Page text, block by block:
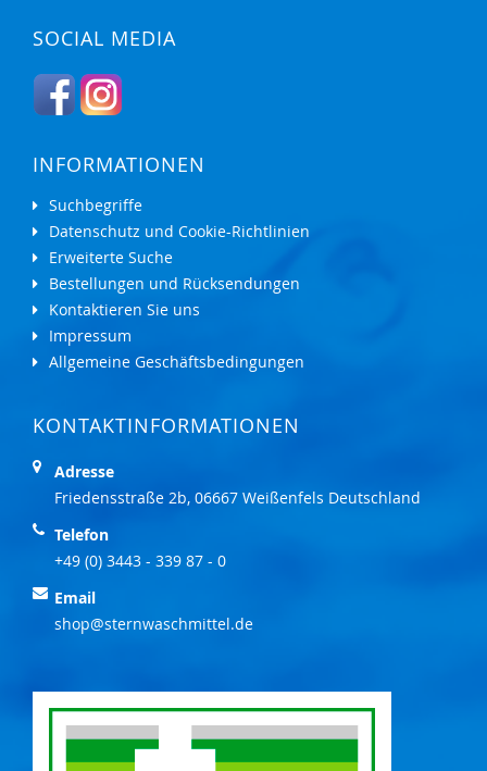
SOCIAL MEDIA
INFORMATIONEN
Suchbegriffe
Datenschutz und Cookie-Richtlinien
Erweiterte Suche
Bestellungen und Rücksendungen
Kontaktieren Sie uns
Impressum
Allgemeine Geschäftsbedingungen
KONTAKTINFORMATIONEN
Adresse
Friedensstraße 2b, 06667 Weißenfels Deutschland
Telefon
+49 (0) 3443 - 339 87 - 0
Email
shop@sternwaschmittel.de